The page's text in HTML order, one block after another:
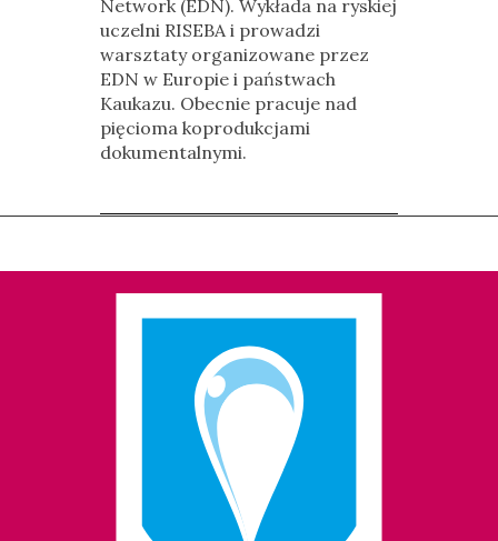
Network (EDN). Wykłada na ryskiej
uczelni RISEBA i prowadzi
warsztaty organizowane przez
EDN w Europie i państwach
Kaukazu. Obecnie pracuje nad
pięcioma koprodukcjami
dokumentalnymi.